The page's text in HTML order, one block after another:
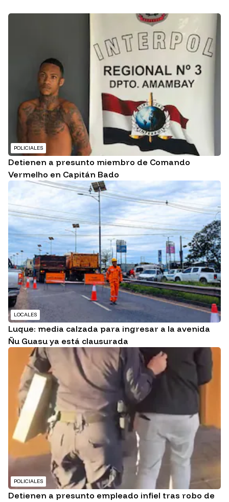
POLICIALES
Detienen a presunto miembro de Comando
Vermelho en Capitán Bado
LOCALES
Luque: media calzada para ingresar a la avenida
Ñu Guasu ya está clausurada
POLICIALES
Detienen a presunto empleado infiel tras robo de